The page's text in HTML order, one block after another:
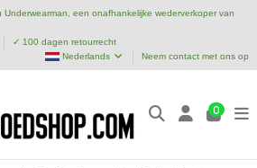
een onafhankelijke wederverkoper van
✓ 100 dagen retourrecht
Nederlands
Neem contact met ons op
0